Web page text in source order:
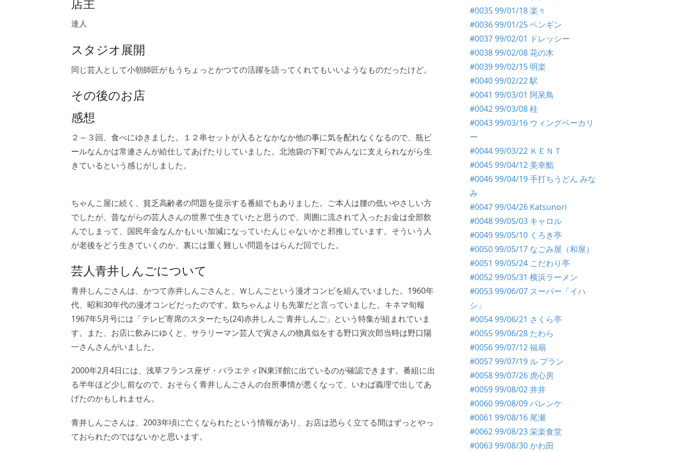
店主
達人
スタジオ展開
同じ芸人として小朝師匠がもうちょっとかつての活躍を語ってくれてもいいようなものだったけど。
その後のお店
感想
２～３回、食べにゆきました。１２串セットが入るとなかなか他の事に気を配れなくなるので、瓶ビ
ールなんかは常連さんが給仕してあげたりしていました。北池袋の下町でみんなに支えられながら生
きているという感じがしました。
ちゃんこ屋に続く、貧乏高齢者の問題を提示する番組でもありました。ご本人は腰の低いやさしい方
でしたが、昔ながらの芸人さんの世界で生きていたと思うので、周囲に流されて入ったお金は全部飲
んでしまって、国民年金なんかもいい加減になっていたんじゃないかと邪推しています。そういう人
が老後をどう生きていくのか、裏には重く難しい問題をはらんだ回でした。
芸人青井しんごについて
青井しんごさんは、かつて赤井しんごさんと、Ｗしんごという漫才コンビを組んでいました。1960年
代、昭和30年代の漫才コンビだったのです。欽ちゃんよりも先輩だと言っていました。キネマ旬報
1967年5月号には「テレビ寄席のスターたち(24)赤井しんご 青井しんご」という特集が組まれていま
す。また、お店に飲みにゆくと、サラリーマン芸人で寅さんの物真似をする野口寅次郎当時は野口陽
一さんさんがいました。
2000年2月4日には、浅草フランス座ザ・バラエティIN東洋館に出ているのが確認できます。番組に出
る半年ほど少し前なので、おそらく青井しんごさんの台所事情が悪くなって、いわば義理で出してあ
げたのかもしれません。
青井しんごさんは、2003年頃に亡くなられたという情報があり、お店は恐らく立てる間はずっとやっ
ておられたのではないかと思います。
#0035 99/01/18 楽々
#0036 99/01/25 ペンギン
#0037 99/02/01 ドレッシー
#0038 99/02/08 花の木
#0039 99/02/15 明楽
#0040 99/02/22 駅
#0041 99/03/01 阿呆鳥
#0042 99/03/08 桂
#0043 99/03/16 ウィングベーカリ
ー
#0044 99/03/22 ＫＥＮＴ
#0045 99/04/12 美幸鮨
#0046 99/04/19 手打ちうどん みな
み
#0047 99/04/26 Katsunori
#0048 99/05/03 キャロル
#0049 99/05/10 くろき亭
#0050 99/05/17 なごみ屋（和屋）
#0051 99/05/24 こだわり亭
#0052 99/05/31 横浜ラーメン
#0053 99/06/07 スーパー「イハ
シ」
#0054 99/06/21 さくら亭
#0055 99/06/28 たわら
#0056 99/07/12 福扇
#0057 99/07/19 ル プラン
#0058 99/07/26 虎心房
#0059 99/08/02 井井
#0060 99/08/09 パレンケ
#0061 99/08/16 尾瀬
#0062 99/08/23 栄楽食堂
#0063 99/08/30 かわ田